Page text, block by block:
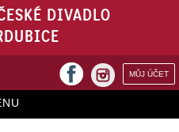
DIVADLO
MŮJ ÚČET
facebook